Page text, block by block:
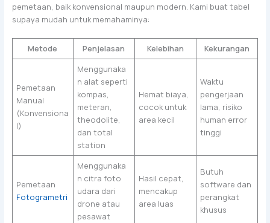
pemetaan, baik konvensional maupun modern. Kami buat tabel
supaya mudah untuk memahaminya:
Metode Penjelasan Kelebihan Kekurangan
Pemetaan
Manual
(Konvensiona
l)
Menggunaka
n alat seperti
kompas,
meteran,
theodolite,
dan total
station
Hemat biaya,
cocok untuk
area kecil
Waktu
pengerjaan
lama, risiko
human error
tinggi
Pemetaan
Fotogrametri
Menggunaka
n citra foto
udara dari
drone atau
pesawat
Hasil cepat,
mencakup
area luas
Butuh
software dan
perangkat
khusus